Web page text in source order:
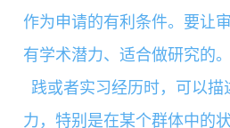
作为申请的有利条件。要让
有学术潜力、适合做研究的
践或者实习经历时，可以
力，特别是在某个群体中的